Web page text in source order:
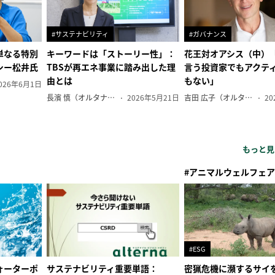
なる特別
ー松井氏
年6月1日
#サステナビリティ
キーワードは「ストーリー性」：
TBSが再エネ事業に踏み出した理
由とは
長濱 慎（オルタナ副編集長） 2026年5月21日
#ガバナンス
花王対オアシス（中）
言う投資家でもアクテ
もない」
吉田 広子（オルタナ輪番編集長）
もっと
ーターポ サステナビリティ重要単語：
#アニマルウェルフェア
#ESG
密猟危機に瀕するサイ